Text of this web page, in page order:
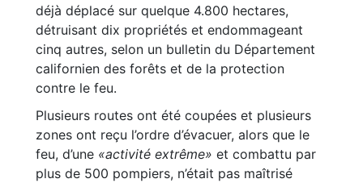
déjà déplacé sur quelque 4.800 hectares,
détruisant dix propriétés et endommageant
cinq autres, selon un bulletin du Département
californien des forêts et de la protection
contre le feu.
Plusieurs routes ont été coupées et plusieurs
zones ont reçu l’ordre d’évacuer, alors que le
feu, d’une «activité extrême» et combattu par
plus de 500 pompiers, n’était pas maîtrisé